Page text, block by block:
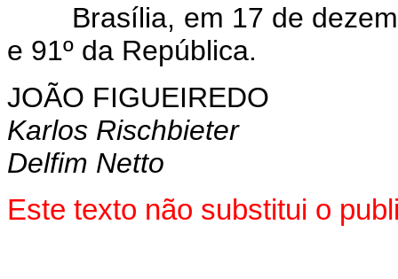
Brasília, em 17 de
e 91º da República.
JOÃO FIGUEIREDO
Karlos Rischbieter
Delfim Netto
Este texto não substitui o